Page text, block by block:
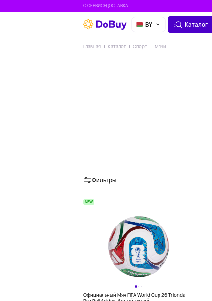
О СЕРВИСЕДОСТАВКА
BY Каталог
Главная Каталог Спорт Мячи
Фильтры
NEW
Официальный Мяч FIFA World Cup 26 Trionda